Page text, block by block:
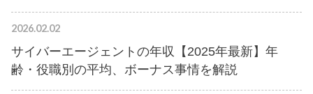
2026.02.02
サイバーエージェントの年収【2025年最新】年
齢・役職別の平均、ボーナス事情を解説